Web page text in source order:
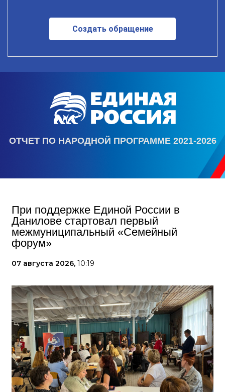
Создать обращение
ОТЧЕТ ПО НАРОДНОЙ ПРОГРАММЕ 2021-2026
При поддержке Единой России в
Данилове стартовал первый
межмуниципальный «Семейный
форум»
07 августа 2026, 10:19